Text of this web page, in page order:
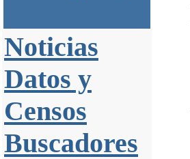
Noticias
Datos y
Censos
Buscadores